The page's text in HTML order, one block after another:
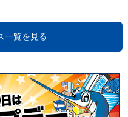
一覧を見る